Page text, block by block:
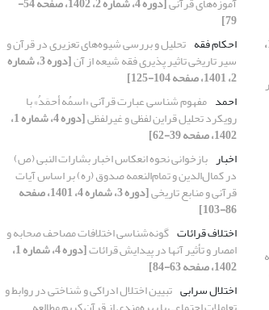
[دوره 4، شماره 3، 1402،
79]
احکام فقه تحلیل و بررسی شیوه‌های تعزیری در قرآن و
سیر تاریخی تاثیر پذیری فقه شیعه از آن [دوره 3، شماره
2، 1401، صفحه 104-125]
احمد مفهوم شناسی عبارت قرآنی «اسمُه أحمَدُ» با
رویکرد تحلیل قراین لفظی و غیرلفظی [دوره 4، شماره 1،
1402، صفحه 39-62]
اخبار بازخوانی نحوه انعکاس اخبار بشارات النبی (ص)
در کمال‌الدین و تمام‌النعمه صدوق (ره) بر اساس آیات
قرآنی و منابع تاریخی [دوره 3، شماره 4، 1401، صفحه
86-103]
اختلاف قرائات گونه‌‌شناسی اختلافات مصاحف صحابه و
امصار و تأثیر آنها در پیدایش قرائات [دوره 4، شماره 1،
1402، صفحه 63-84]
اختلال سرابی تبیین اختلال ادراکی و شناختی در روابط و